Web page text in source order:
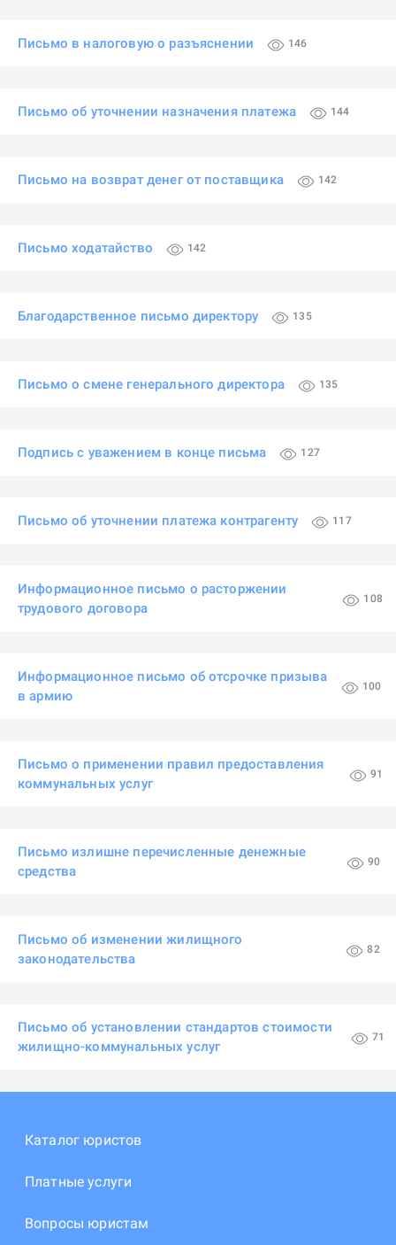
Письмо в налоговую о разъяснении 146
Письмо об уточнении назначения платежа 144
Письмо на возврат денег от поставщика 142
Письмо ходатайство 142
Благодарственное письмо директору 135
Письмо о смене генерального директора 135
Подпись с уважением в конце письма 127
Письмо об уточнении платежа контрагенту 117
Информационное письмо о расторжении
трудового договора
108
Информационное письмо об отсрочке призыва
в армию
100
Письмо о применении правил предоставления
коммунальных услуг
91
Письмо излишне перечисленные денежные
средства
90
Письмо об изменении жилищного
законодательства
82
Письмо об установлении стандартов стоимости
жилищно-коммунальных услуг
71
Каталог юристов
Платные услуги
Вопросы юристам